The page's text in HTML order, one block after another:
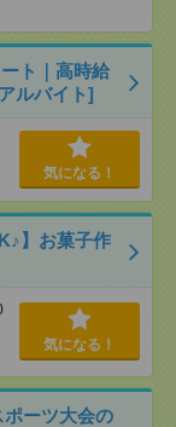
ト｜高時給
ルバイト]
気になる！
】お菓子作
気になる！
ーツ大会の